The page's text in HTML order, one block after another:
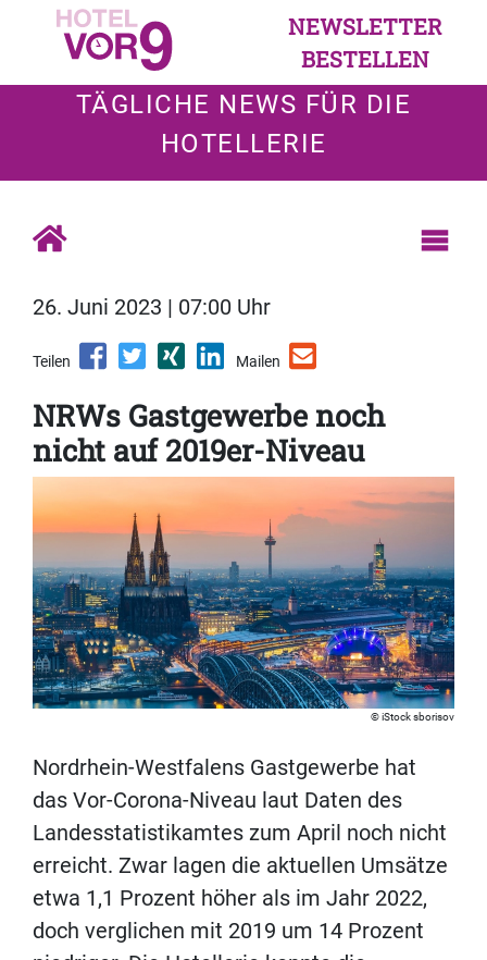
NEWSLETTER
BESTELLEN
TÄGLICHE NEWS FÜR DIE
HOTELLERIE
26. Juni 2023 | 07:00 Uhr
Teilen Mailen
NRWs Gastgewerbe noch
nicht auf 2019er-Niveau
iStock sborisov
Nordrhein-Westfalens Gastgewerbe hat
das Vor-Corona-Niveau laut Daten des
Landesstatistikamtes zum April noch nicht
erreicht. Zwar lagen die aktuellen Umsätze
etwa 1,1 Prozent höher als im Jahr 2022,
doch verglichen mit 2019 um 14 Prozent